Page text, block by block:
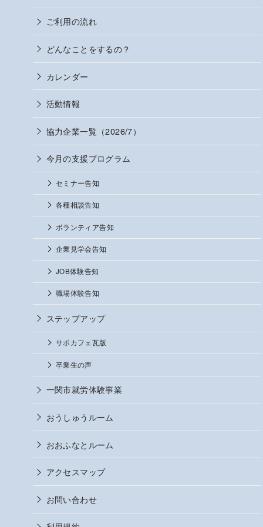
ご利用の流れ
どんなことをするの？
カレンダー
活動情報
協力企業一覧（2026/7）
今月の支援プログラム
セミナー告知
各種相談告知
ボランティア告知
企業見学会告知
JOB体験告知
職場体験告知
ステップアップ
サポカフェ瓦版
卒業生の声
一関市就労体験事業
おうしゅうルーム
おおふなとルーム
アクセスマップ
お問い合わせ